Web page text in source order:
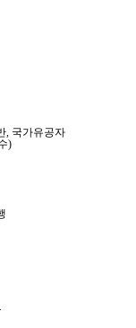
, 국가유공자
)